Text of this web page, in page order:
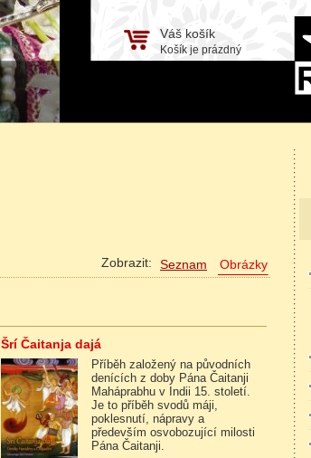
Váš košík
Košík je prázdný
Zobrazit:
Šrí Čaitanja dajá
Příběh založený na původních
denících z doby Pána Čaitanji
Maháprabhu v Indii 15. století.
Je to příběh svodů máji,
poklesnutí, nápravy a
především osvobozující milosti
Pána Čaitanji.